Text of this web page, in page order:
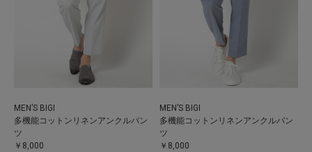
MEN’S BIGI
多機能コットンリネンアンクルパン
ツ
￥8,000
MEN’S BIGI
多機能コットンリネンアンクルパン
ツ
￥8,000